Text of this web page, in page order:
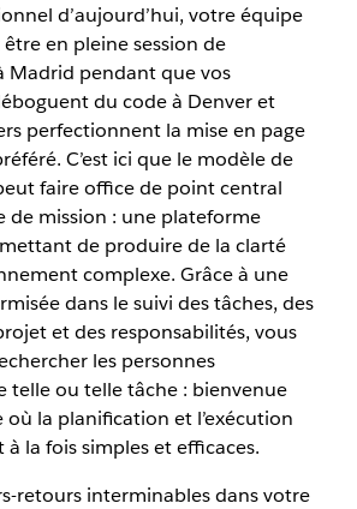
d’aujourd’hui, votre équipe
en pleine session de
Madrid pendant que vos
du code à Denver et
perfectionnent la mise en page
C’est ici que le modèle de
faire office de point central
de mission : une plateforme
de produire de la clarté
complexe. Grâce à une
dans le suivi des tâches, des
et des responsabilités, vous
les personnes
telle ou telle tâche : bienvenue
la planification et l’exécution
la fois simples et efficaces.
retours interminables dans votre